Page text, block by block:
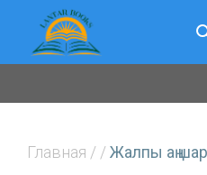
Главная / /Жалпы аң